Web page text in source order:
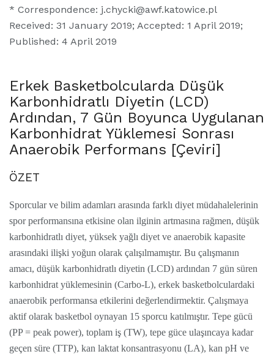
* Correspondence: j.chycki@awf.katowice.pl
Received: 31 January 2019; Accepted: 1 April 2019;
Published: 4 April 2019
Erkek Basketbolcularda Düşük
Karbonhidratlı Diyetin (LCD)
Ardından, 7 Gün Boyunca Uygulanan
Karbonhidrat Yüklemesi Sonrası
Anaerobik Performans [Çeviri]
ÖZET
Sporcular ve bilim adamları arasında farklı diyet müdahalelerinin
spor performansına etkisine olan ilginin artmasına rağmen, düşük
karbonhidratlı diyet, yüksek yağlı diyet ve anaerobik kapasite
arasındaki ilişki yoğun olarak çalışılmamıştır. Bu çalışmanın
amacı, düşük karbonhidratlı diyetin (LCD) ardından 7 gün süren
karbonhidrat yüklemesinin (Carbo-L), erkek basketbolculardaki
anaerobik performansa etkilerini değerlendirmektir. Çalışmaya
aktif olarak basketbol oynayan 15 sporcu katılmıştır. Tepe gücü
(PP = peak power), toplam iş (TW), tepe güce ulaşıncaya kadar
geçen süre (TTP), kan laktat konsantrasyonu (LA), kan pH ve